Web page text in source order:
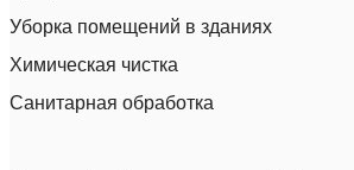
Уборка помещений в зданиях
Химическая чистка
Санитарная обработка